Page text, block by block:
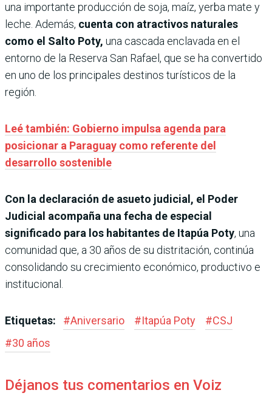
una importante producción de soja, maíz, yerba mate y
leche. Además, cuenta con atractivos naturales
como el Salto Poty, una cascada enclavada en el
entorno de la Reserva San Rafael, que se ha convertido
en uno de los principales destinos turísticos de la
región.
Leé también: Gobierno impulsa agenda para
posicionar a Paraguay como referente del
desarrollo sostenible
Con la declaración de asueto judicial, el Poder
Judicial acompaña una fecha de especial
significado para los habitantes de Itapúa Poty, una
comunidad que, a 30 años de su distritación, continúa
consolidando su crecimiento económico, productivo e
institucional.
Etiquetas: #Aniversario #Itapúa Poty #CSJ
#30 años
Déjanos tus comentarios en Voiz